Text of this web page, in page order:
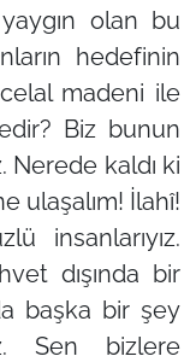
olan bu
hedefinin
madeni ile
Biz bunun
kaldı ki
ulaşalım! İlahî!
insanlarıyız.
dışında bir
başka bir şey
Sen bizlere